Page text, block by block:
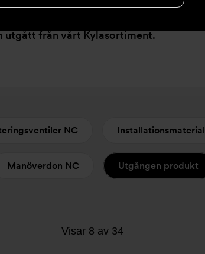
utgått från vårt Kylasortiment.
NC Installationsmaterial
Manöverdon NC Utgången produkt
Visar 8 av 34